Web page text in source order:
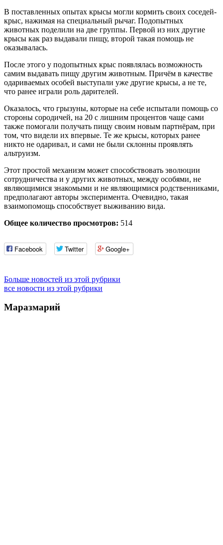
В поставленных опытах крысы могли кормить своих соседей-
крыс, нажимая на специальный рычаг. Подопытных
животных поделили на две группы. Первой из них другие
крысы как раз выдавали пищу, второй такая помощь не
оказывалась.
После этого у подопытных крыс появлялась возможность
самим выдавать пищу другим животным. Причём в качестве
одариваемых особей выступали уже другие крысы, а не те,
что ранее играли роль дарителей.
Оказалось, что грызуны, которые на себе испытали помощь со
стороны сородичей, на 20 с лишним процентов чаще сами
также помогали получать пищу своим новым партнёрам, при
том, что видели их впервые. Те же крысы, которых ранее
никто не одаривал, и сами не были склонны проявлять
альтруизм.
Этот простой механизм может способствовать эволюции
сотрудничества и у других животных, между особями, не
являющимися знакомыми и не являющимися родственниками,
предполагают авторы эксперимента. Очевидно, такая
взаимопомощь способствует выживанию вида.
Общее количество просмотров: 514
Facebook Twitter Google+
Больше новостей из этой рубрики
все новости из этой рубрики
Маразмарий